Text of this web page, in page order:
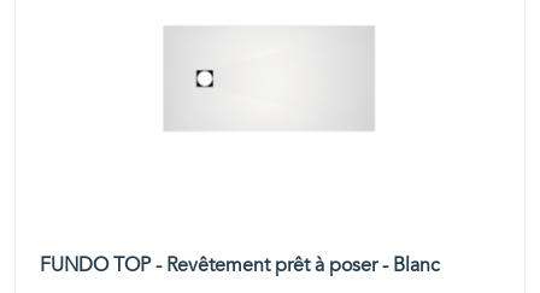
FUNDO TOP - Revêtement prêt à poser - Blanc